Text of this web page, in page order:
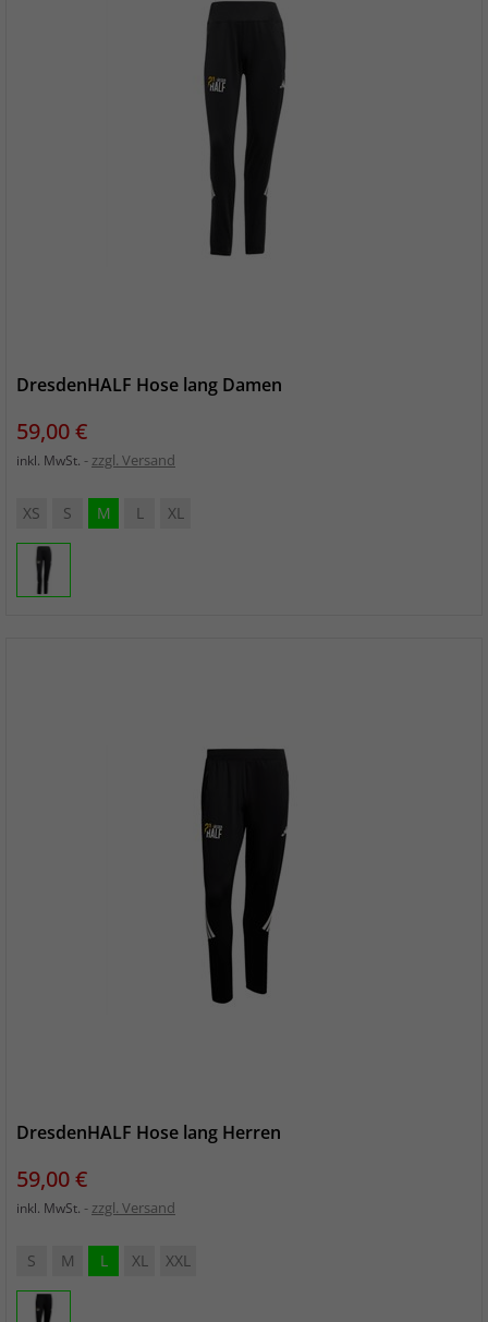
DresdenHALF Hose lang Damen
Preis
59,00 €
inkl. MwSt. zzgl. Versand
XS S M L XL
DresdenHALF Hose lang Herren
Preis
59,00 €
inkl. MwSt. zzgl. Versand
S M L XL XXL